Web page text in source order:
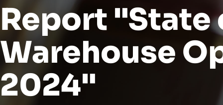
Report "State
Warehouse
2024"